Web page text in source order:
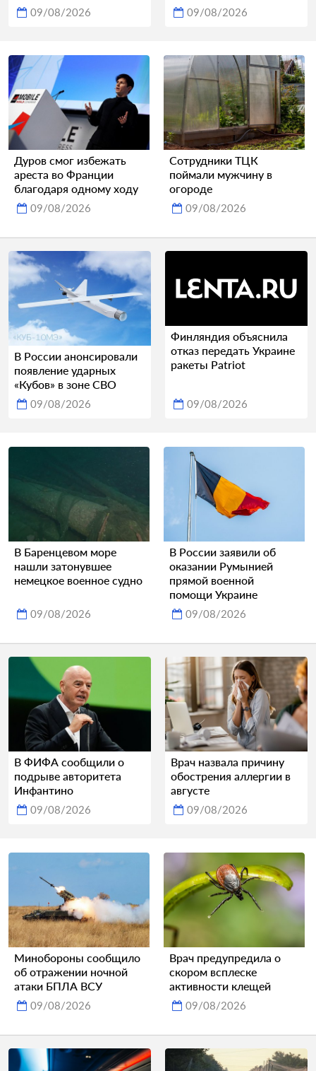
09/08/2026 09/08/2026
Дуров смог избежать
ареста во Франции
благодаря одному ходу
09/08/2026
Сотрудники ТЦК
поймали мужчину в
огороде
09/08/2026
В России анонсировали
появление ударных
«Кубов» в зоне СВО
09/08/2026
Финляндия объяснила
отказ передать Украине
ракеты Patriot
09/08/2026
В Баренцевом море
нашли затонувшее
немецкое военное судно
09/08/2026
В России заявили об
оказании Румынией
прямой военной
помощи Украине
09/08/2026
В ФИФА сообщили о
подрыве авторитета
Инфантино
09/08/2026
Врач назвала причину
обострения аллергии в
августе
09/08/2026
Минобороны сообщило
об отражении ночной
атаки БПЛА ВСУ
09/08/2026
Врач предупредила о
скором всплеске
активности клещей
09/08/2026